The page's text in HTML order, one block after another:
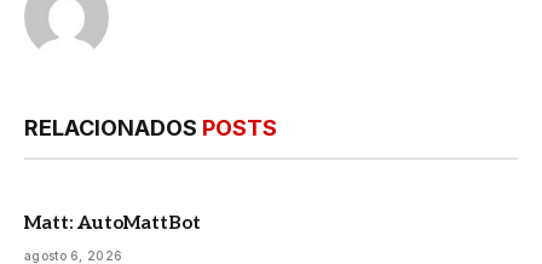
RELACIONADOS POSTS
Matt: AutoMattBot
agosto 6, 2026